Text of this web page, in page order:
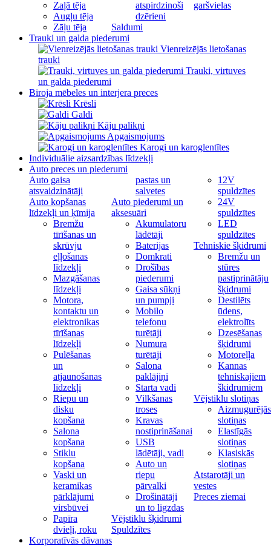
Zaļā tēja
Augļu tēja
Zāļu tēja
atspirdzinoši
dzērieni
Saldumi
garšvielas
Trauki un galda piederumi
Vienreizējās lietošanas
trauki
Trauki, virtuves
un galda piederumi
Biroja mēbeles un interjera preces
Krēsli
Galdi
Kāju palikņi
Apgaismojums
Karogi un karoglentītes
Individuālie aizsardzības līdzekļi
Auto preces un piederumi
Auto gaisa
atsvaidzinātāji
Auto kopšanas
līdzekļi un ķīmija
Bremžu
tīrīšanas un
skrūvju
eļļošanas
līdzekļi
Mazgāšanas
līdzekļi
Motora,
kontaktu un
elektronikas
tīrīšanas
līdzekļi
Pulēšanas
un
atjaunošanas
līdzekļi
Riepu un
disku
kopšana
Salona
kopšana
Stiklu
kopšana
Vaski un
keramikas
pārklājumi
virsbūvei
Papīra
dvieļi, roku
pastas un
salvetes
Auto piederumi un
aksesuāri
Akumulatoru
lādētāji
Baterijas
Domkrati
Drošības
piederumi
Gaisa sūkņi
un pumpji
Mobilo
telefonu
turētāji
Numura
turētāji
Salona
paklājiņi
Starta vadi
Vilkšanas
troses
Kravas
nostiprināšanai
USB
lādētāji, vadi
Auto un
riepu
pārvalki
Drošinātāji
un to ligzdas
Vējstiklu šķidrumi
Spuldzītes
12V
spuldzītes
24V
spuldzītes
LED
spuldzītes
Tehniskie šķidrumi
Bremžu un
stūres
pastiprinātāju
šķidrumi
Destilēts
ūdens,
elektrolīts
Dzesēšanas
šķidrumi
Motoreļļa
Kannas
tehniskajiem
škidrumiem
Vējstiklu slotiņas
Aizmugurējās
slotiņas
Elastīgās
slotiņas
Klasiskās
slotiņas
Atstarotāji un
vestes
Preces ziemai
Korporatīvās dāvanas